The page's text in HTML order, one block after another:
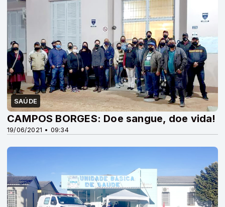
SAÚDE
19/06/2021 • 09:34
CAMPOS BORGES: Doe sangue, doe vida!